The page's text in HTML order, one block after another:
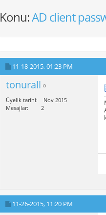
Konu:AD client
11-18-2015,01:23 PM
tonurall
Üyelik tarihi
Nov 2015
Mesajlar
2
11-26-2015, 11:20 PM